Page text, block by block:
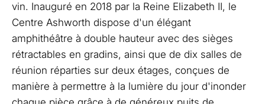
vin. Inauguré en 2018 par la Reine Elizabeth II, le
Centre Ashworth dispose d'un élégant
amphithéâtre à double hauteur avec des sièges
rétractables en gradins, ainsi que de dix salles de
réunion réparties sur deux étages, conçues de
manière à permettre à la lumière du jour d'inonder